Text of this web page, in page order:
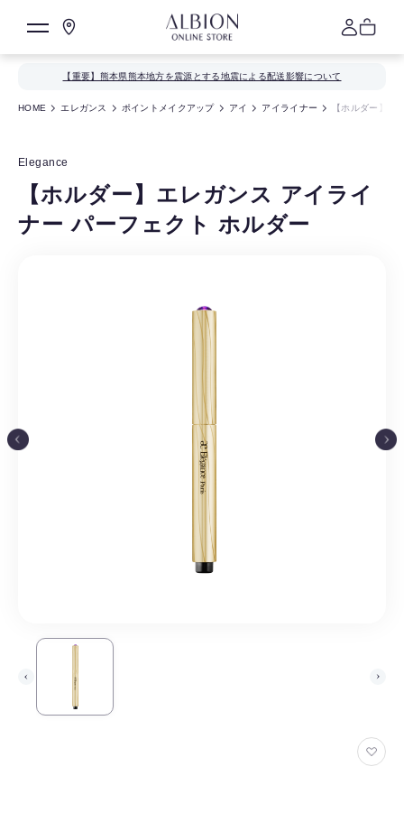
【重要】熊本県熊本地方を震源とする地震による配送影響について
HOME エレガンス ポイントメイクアップ アイ アイライナー 【ホルダー】エ
Elegance
【ホルダー】エレガンス アイライ
ナー パーフェクト ホルダー
お